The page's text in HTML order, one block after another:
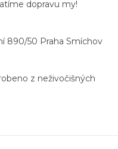
dopravu my!
890/50 Praha Smíchov
z neživočišných